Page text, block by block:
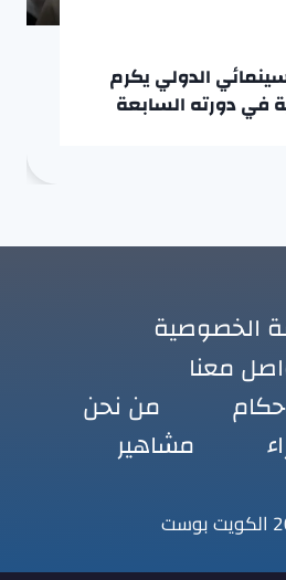
الدولي يكرم
في دورته السابعة
الخصوصية
معنا
من نحن
مشاهير